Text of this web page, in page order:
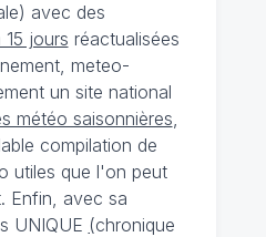
avec des
jours réactualisées
meteo-
un site national
météo saisonnières,
compilation de
utiles que l'on peut
Enfin, avec sa
UNIQUE (chronique